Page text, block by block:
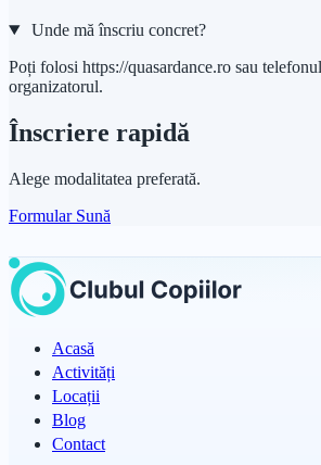
Unde mă înscriu concret?
Poți folosi https://quasardance.ro sau
organizatorul.
Înscriere rapidă
Alege modalitatea preferată.
Formular Sună
Acasă
Activități
Locații
Blog
Contact